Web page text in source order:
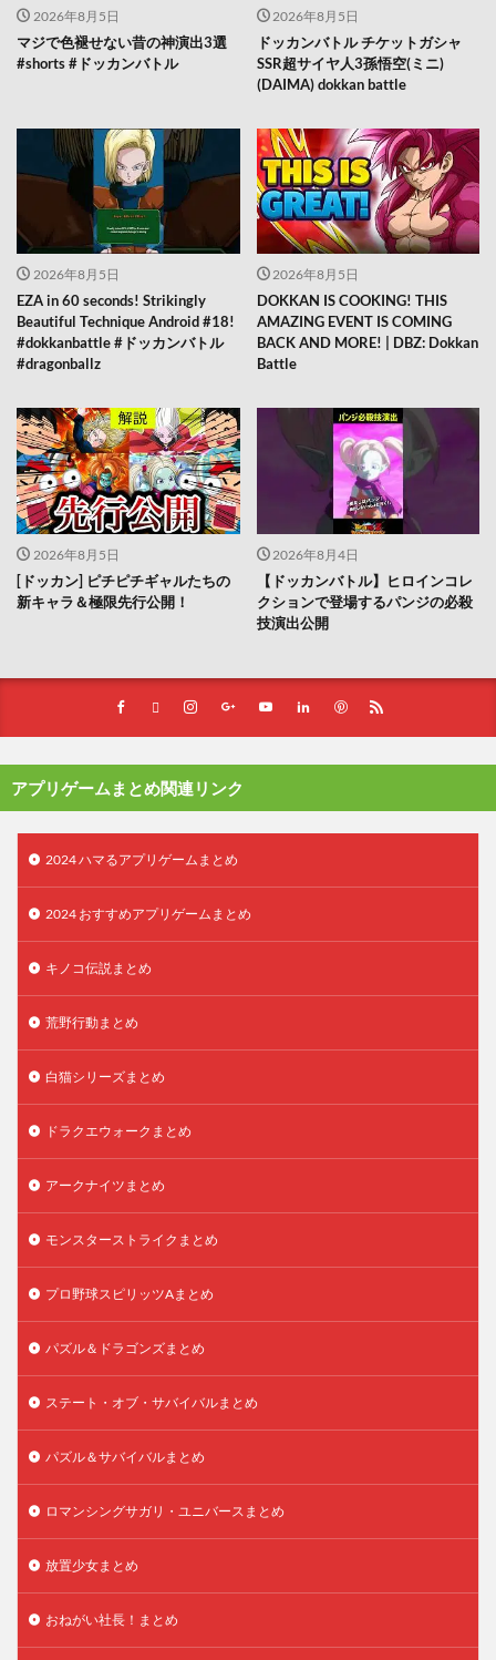
2026年8月5日
マジで色褪せない昔の神演出3選
#shorts #ドッカンバトル
2026年8月5日
ドッカンバトル チケットガシャ
SSR超サイヤ人3孫悟空(ミニ)
(DAIMA) dokkan battle
2026年8月5日
EZA in 60 seconds! Strikingly
Beautiful Technique Android #18!
#dokkanbattle #ドッカンバトル
#dragonballz
2026年8月5日
DOKKAN IS COOKING! THIS
AMAZING EVENT IS COMING
BACK AND MORE! | DBZ: Dokkan
Battle
2026年8月5日
[ドッカン] ピチピチギャルたちの
新キャラ＆極限先行公開！
2026年8月4日
【ドッカンバトル】ヒロインコレ
クションで登場するパンジの必殺
技演出公開
アプリゲームまとめ関連リンク
2024 ハマるアプリゲームまとめ
2024 おすすめアプリゲームまとめ
キノコ伝説まとめ
荒野行動まとめ
白猫シリーズまとめ
ドラクエウォークまとめ
アークナイツまとめ
モンスターストライクまとめ
プロ野球スピリッツAまとめ
パズル＆ドラゴンズまとめ
ステート・オブ・サバイバルまとめ
パズル＆サバイバルまとめ
ロマンシングサガリ・ユニバースまとめ
放置少女まとめ
おねがい社長！まとめ